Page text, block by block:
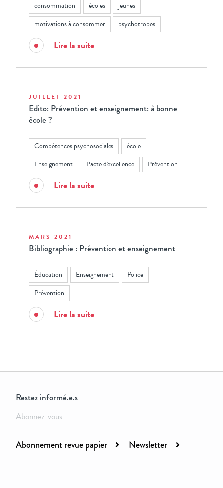
consommation écoles
jeunes
motivations à consommer
psychotropes
Lire la suite
JUILLET 2021
Edito: Prévention et enseignement: à bonne
école ?
Compétences psychosociales
école
Enseignement
Pacte d'excellence Prévention
Lire la suite
MARS 2021
Bibliographie : Prévention et enseignement
Éducation Enseignement
Police
Prévention
Lire la suite
Restez informé.e.s
Abonnez-vous
Abonnement revue papier Newsletter